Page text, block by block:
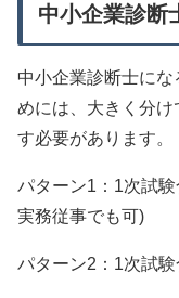
中小企業診断
中小企業診断士に
めには、大きく分
す必要があります。
パターン1：1次試
実務従事でも可)
パターン2：1次試